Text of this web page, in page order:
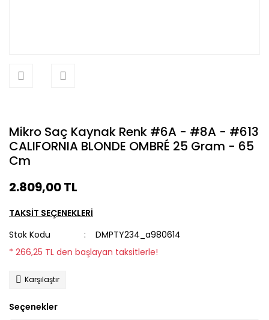
Mikro Saç Kaynak Renk #6A - #8A - #613
CALIFORNIA BLONDE OMBRÉ 25 Gram - 65
Cm
2.809,00 TL
TAKSİT SEÇENEKLERİ
Stok Kodu
DMPTY234_a980614
* 266,25 TL den başlayan taksitlerle!
Karşılaştır
Seçenekler